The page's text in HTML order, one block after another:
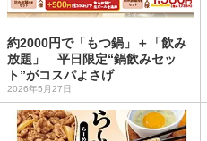
約2000円で「もつ鍋」＋「飲み
放題」 平日限定“鍋飲みセッ
ト”がコスパよさげ
2026年5月27日